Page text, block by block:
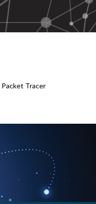
Packet Tracer